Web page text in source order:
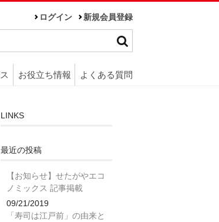
ログイン 新規会員登録
お役立ち情報 よくある質問
LINKS
最近の投稿
【お知らせ】せたがやエコ
ノミックス 記事掲載
09/21/2019
「寿司は江戸前」の由来と